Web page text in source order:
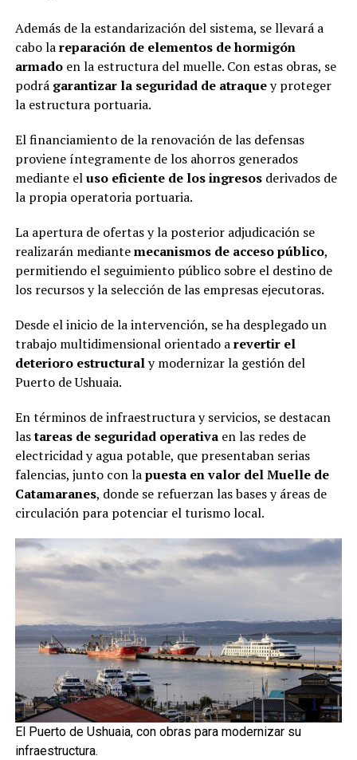
Además de la estandarización del sistema, se llevará a
cabo lareparación de elementos de hormigón
armadoen la estructura del muelle. Con estas obras, se
podrá garantizar la seguridad de atraquey proteger
la estructura portuaria.
El financiamiento de la renovación de las defensas
proviene íntegramente de los ahorros generados
mediante eluso eficiente de los ingresosderivados de
la propia operatoria portuaria.
La apertura de ofertas y la posterior adjudicación se
realizarán mediantemecanismos de acceso público,
permitiendo el seguimiento público sobre el destino de
los recursos y la selección de las empresas ejecutoras.
Desde el inicio de la intervención, se ha desplegado un
trabajo multidimensional orientado arevertir el
deterioro estructuraly modernizar la gestión del
Puerto de Ushuaia.
En términos de infraestructura y servicios, se destacan
lastareas de seguridad operativaen las redes de
electricidad y agua potable, que presentaban serias
falencias, junto con lapuesta en valor del Muelle de
Catamaranes, donde se refuerzan las bases y áreas de
circulación para potenciar el turismo local.
El Puerto de Ushuaia, con obras para modernizar su
infraestructura.